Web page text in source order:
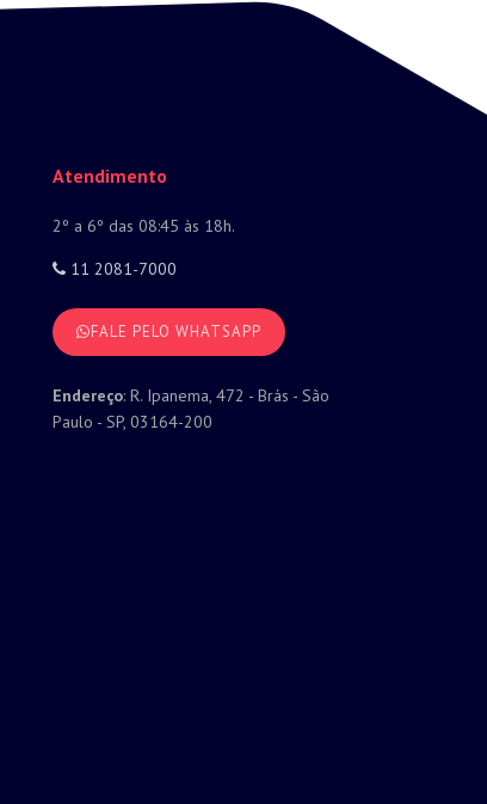
Atendimento
2º a 6º das 08:45 às 18h.
11 2081-7000
FALE PELO WHATSAPP
Endereço: R. Ipanema, 472 - Brás - São
Paulo - SP, 03164-200